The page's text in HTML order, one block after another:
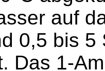
auf
0,5 bis 5
Das 1-